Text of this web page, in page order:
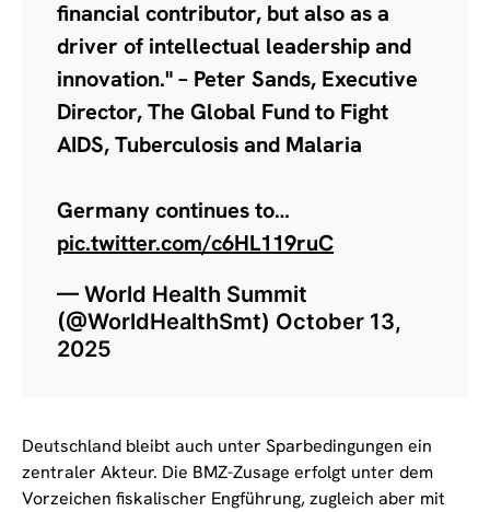
financial contributor, but also as a
driver of intellectual leadership and
innovation." – Peter Sands, Executive
Director, The Global Fund to Fight
AIDS, Tuberculosis and Malaria
Germany continues to…
pic.twitter.com/c6HL119ruC
— World Health Summit
(@WorldHealthSmt) October 13,
2025
Deutschland bleibt auch unter Sparbedingungen ein
zentraler Akteur. Die BMZ-Zusage erfolgt unter dem
Vorzeichen fiskalischer Engführung, zugleich aber mit